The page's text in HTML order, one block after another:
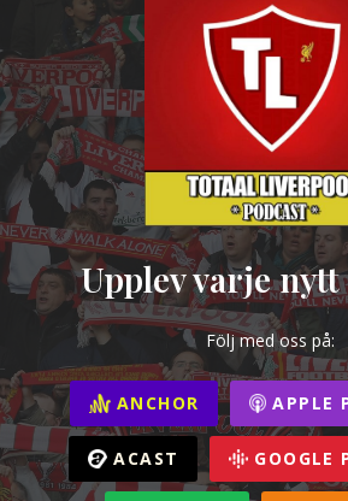
Upplev varje
Följ med oss på:
ANCHOR APPLE
ACAST GOOGLE